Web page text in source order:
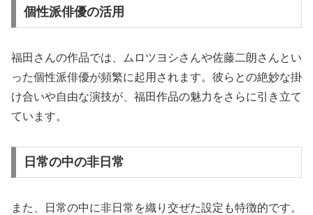
個性派俳優の活用
福田さんの作品では、ムロツヨシさんや佐藤二朗さんとい
った個性派俳優が頻繁に起用されます。彼らとの絶妙な掛
け合いや自由な演技が、福田作品の魅力をさらに引き立て
ています。
日常の中の非日常
また、日常の中に非日常を織り交ぜた設定も特徴的です。